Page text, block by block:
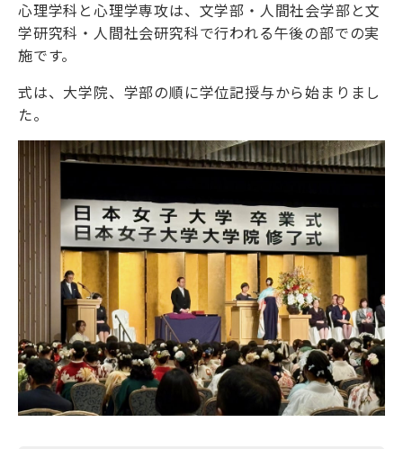
心理学科と心理学専攻は、文学部・人間社会学部と文
学研究科・人間社会研究科で行われる午後の部での実
施です。
式は、大学院、学部の順に学位記授与から始まりまし
た。